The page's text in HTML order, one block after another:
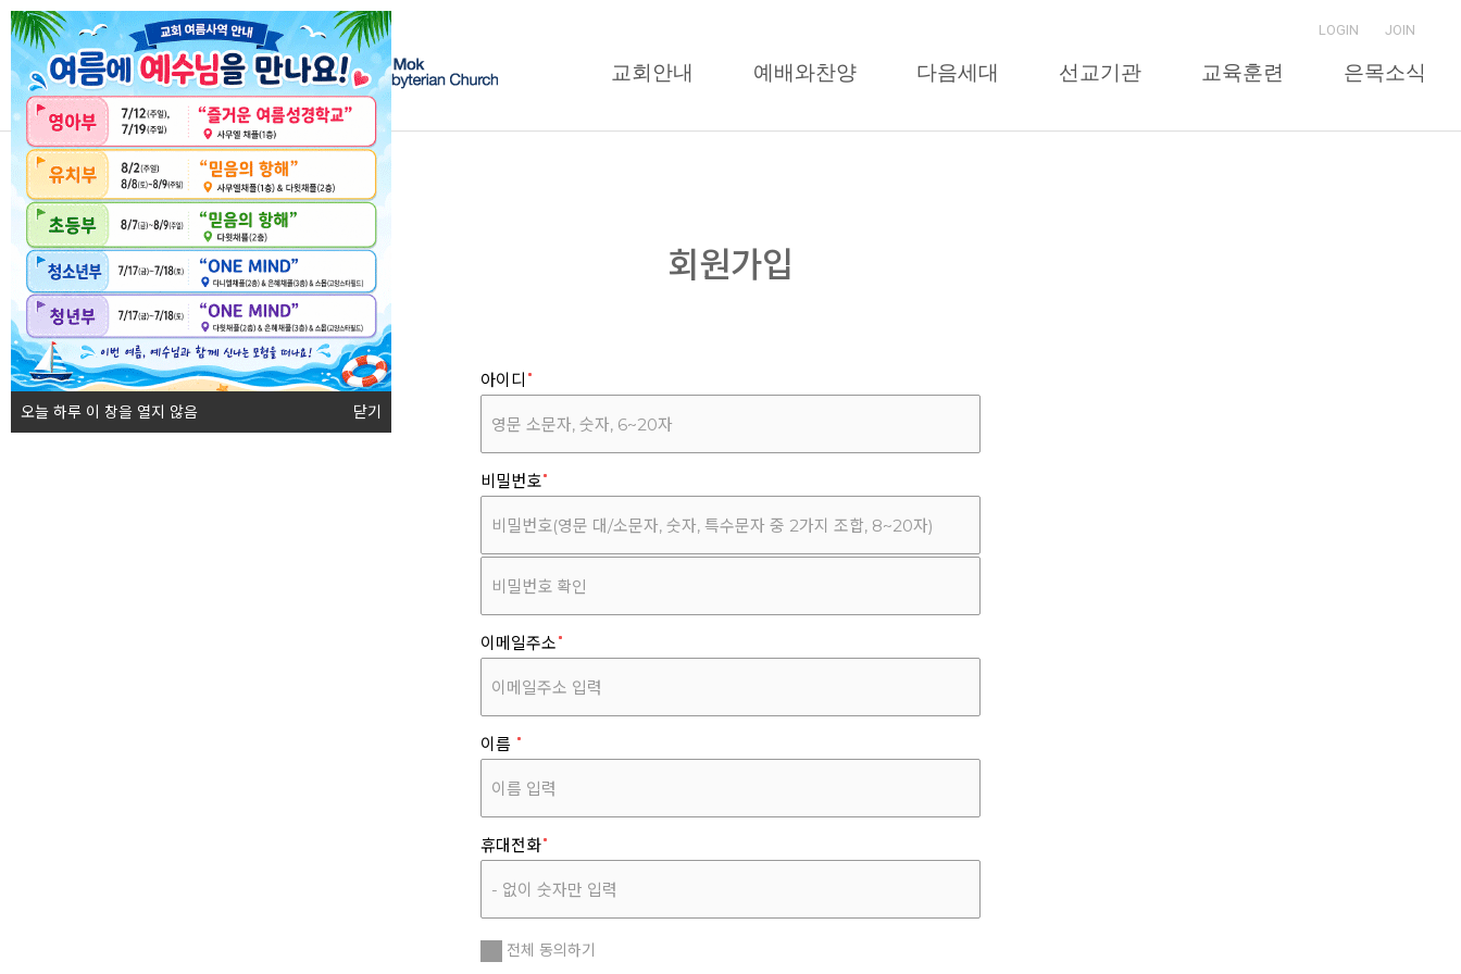
LOGIN JOIN
교회안내 예배와찬양 다음세대 선교기관 교육훈련 은목소식
회원가입
아이디
비밀번호
이메일주소
이름
휴대전화
전체 동의하기
오늘 하루 이 창을 열지 않음 닫기